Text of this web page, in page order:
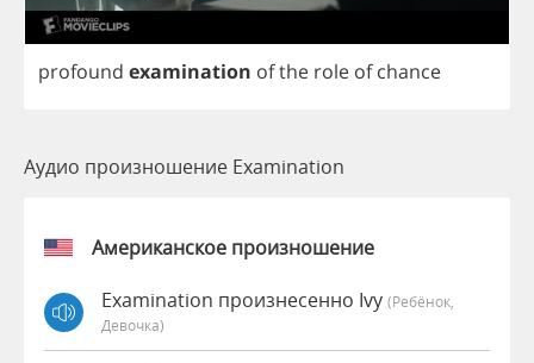
profound examination ofthe role of chance
Аудио произношение Examination
Американское произношение
Examination произнесенно Ivy (Ребёнок,
Девочка)